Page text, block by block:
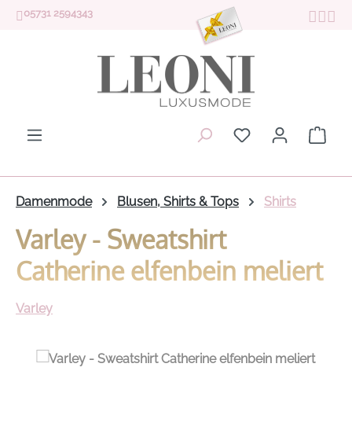
Zum Hauptinhalt springen
05731 2594343
Du hast 0
Damenmode Blusen, Shirts & Tops Shirts
Varley - Sweatshirt
Catherine elfenbein meliert
Varley